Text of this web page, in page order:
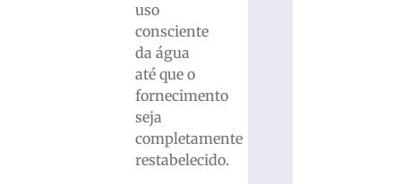
uso
consciente
da água
até que o
fornecimento
seja
completamente
restabelecido.